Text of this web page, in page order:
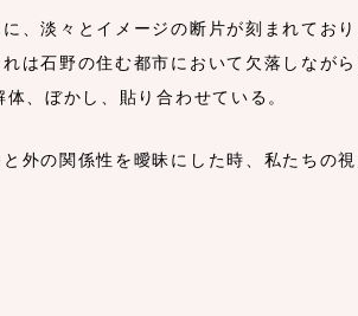
淡々とイメージの断片が刻まれてお
は石野の住む都市において欠落しなが
、ぼかし、貼り合わせている。
外の関係性を曖昧にした時、私たちの